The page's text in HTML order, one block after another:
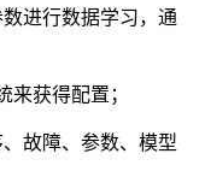
进行数据学习，通
来获得配置；
故障、参数、模型